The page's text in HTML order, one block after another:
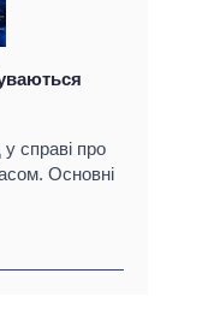
справі про
Основні